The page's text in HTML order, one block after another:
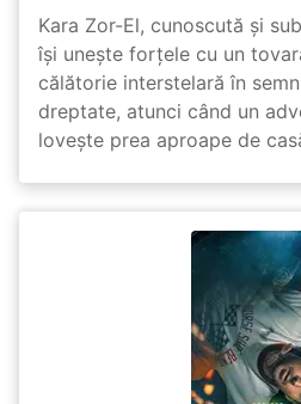
Kara Zor-El, cunoscută și
își unește forțele cu un
călătorie interstelară în
dreptate, atunci când un
lovește prea aproape de